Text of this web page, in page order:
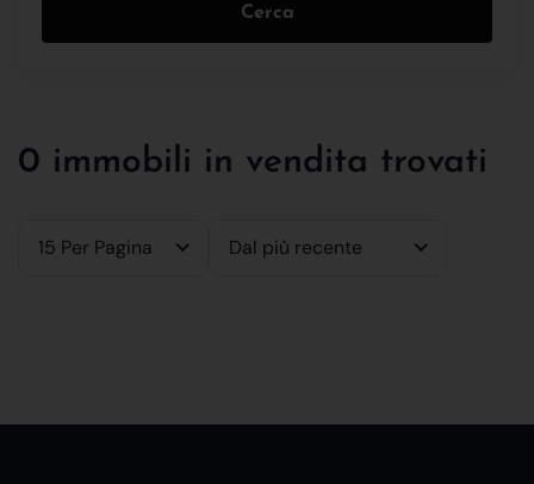
Cerca
0 immobili in vendita trovati
15 Per Pagina Dal più recente